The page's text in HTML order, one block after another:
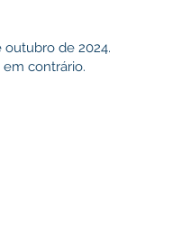
outubro de 2024.
em contrário.